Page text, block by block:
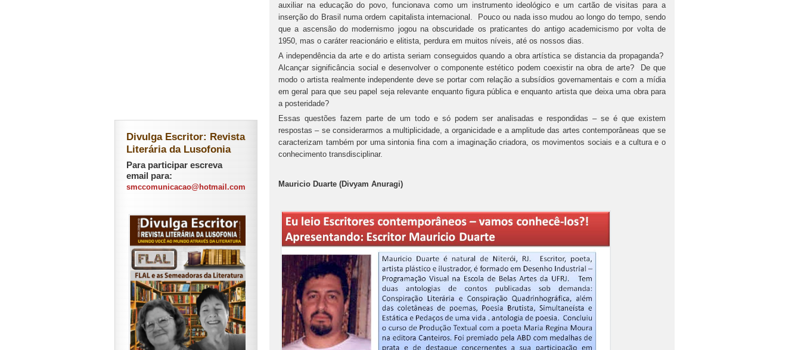
auxiliar na educação do povo, funcionava como um instrumento ideológico e um cartão de visitas para a
inserção do Brasil numa ordem capitalista internacional. Pouco ou nada isso mudou ao longo do tempo, sendo
que a ascensão do modernismo jogou na obscuridade os praticantes do antigo academicismo por volta de
1950, mas o caráter reacionário e elitista, perdura em muitos níveis, até os nossos dias.
A independência da arte e do artista seriam conseguidos quando a obra artística se distancia da propaganda?
Alcançar significância social e desenvolver o componente estético podem coexistir na obra de arte? De que
modo o artista realmente independente deve se portar com relação a subsídios governamentais e com a mídia
em geral para que seu papel seja relevante enquanto figura pública e enquanto artista que deixa uma obra para
a posteridade?
Essas questões fazem parte de um todo e só podem ser analisadas e respondidas – se é que existem
respostas – se considerarmos a multiplicidade, a organicidade e a amplitude das artes contemporâneas que se
caracterizam também por uma sintonia fina com a imaginação criadora, os movimentos sociais e a cultura e o
conhecimento transdisciplinar.
Mauricio Duarte (Divyam Anuragi)
Divulga Escritor: Revista
Literária da Lusofonia
Para participar escreva
email para:
smccomunicacao@hotmail.com